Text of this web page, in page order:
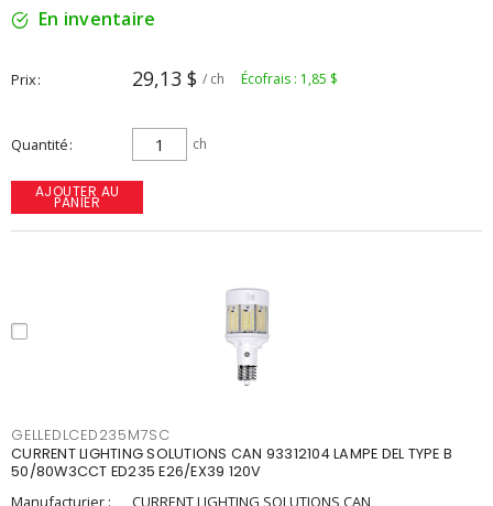
En inventaire
Prix 29,13 $ / ch Écofrais : 1,85 $
Quantité ch
AJOUTER AU
PANIER
GELLEDLCED235M7SC
CURRENT LIGHTING SOLUTIONS CAN 93312104 LAMPE DEL TYPE B
50/80W3CCT ED235 E26/EX39 120V
Manufacturier :
CURRENT LIGHTING SOLUTIONS CAN